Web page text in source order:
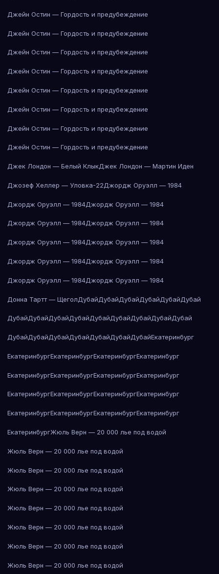
Джейн Остин — Гордость и предубеждение
Джейн Остин — Гордость и предубеждение
Джейн Остин — Гордость и предубеждение
Джейн Остин — Гордость и предубеждение
Джейн Остин — Гордость и предубеждение
Джейн Остин — Гордость и предубеждение
Джейн Остин — Гордость и предубеждение
Джейн Остин — Гордость и предубеждение
Джек Лондон — Белый КлыкДжек Лондон — Мартин Иден
Джозеф Хеллер — Уловка-22Джордж Оруэлл — 1984
Джордж Оруэлл — 1984Джордж Оруэлл — 1984
Джордж Оруэлл — 1984Джордж Оруэлл — 1984
Джордж Оруэлл — 1984Джордж Оруэлл — 1984
Джордж Оруэлл — 1984Джордж Оруэлл — 1984
Джордж Оруэлл — 1984Джордж Оруэлл — 1984
Донна Тартт — ЩеголДубайДубайДубайДубайДубайДубай
ДубайДубайДубайДубайДубайДубайДубайДубайДубай
ДубайДубайДубайДубайДубайДубайДубайЕкатеринбург
ЕкатеринбургЕкатеринбургЕкатеринбургЕкатеринбург
ЕкатеринбургЕкатеринбургЕкатеринбургЕкатеринбург
ЕкатеринбургЕкатеринбургЕкатеринбургЕкатеринбург
ЕкатеринбургЕкатеринбургЕкатеринбургЕкатеринбург
ЕкатеринбургЖюль Верн — 20 000 лье под водой
Жюль Верн — 20 000 лье под водой
Жюль Верн — 20 000 лье под водой
Жюль Верн — 20 000 лье под водой
Жюль Верн — 20 000 лье под водой
Жюль Верн — 20 000 лье под водой
Жюль Верн — 20 000 лье под водой
Жюль Верн — 20 000 лье под водой